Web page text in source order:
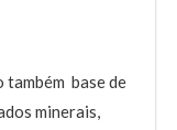
base de
minerais,